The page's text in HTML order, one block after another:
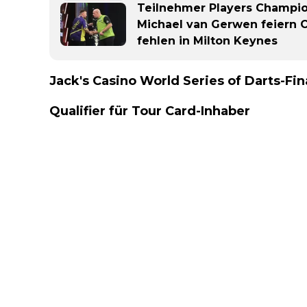
Teilnehmer Players
Michael van Gerwen feiern
fehlen in Milton Keynes
Jack's Casino World Series of Darts-
Qualifier für Tour Card-Inhaber